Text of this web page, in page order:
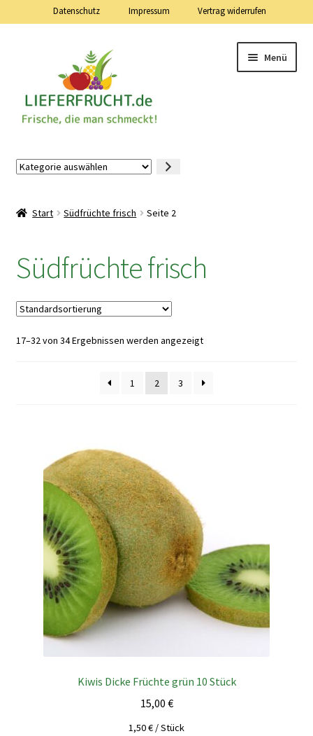
Datenschutz Impressum Vertrag widerrufen
Menü
Kasse
Kategorie
Start Südfrüchte frisch Seite 2
Südfrüchte frisch
17–32 von 34 Ergebnissen werden angezeigt
1 2 3
Kiwis Dicke Früchte grün 10 Stück
15,00 €
1,50€ /Stück